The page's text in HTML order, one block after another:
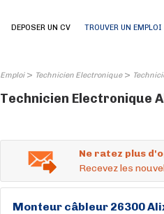
DEPOSER UN CV TROUVER UN EMPLOI
Emploi> Technicien Electronique>
Technicien Electronique
Ne ratez plus
Recevez les
Monteur câbleur 26300